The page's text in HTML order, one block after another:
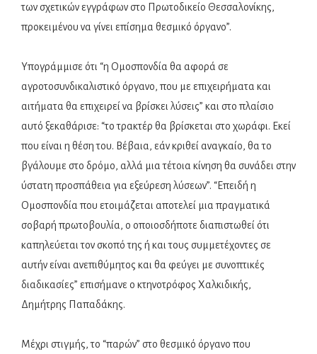
των σχετικών εγγράφων στο Πρωτοδικείο Θεσσαλονίκης,
προκειμένου να γίνει επίσημα θεσμικό όργανο”.
Υπογράμμισε ότι “η Ομοσπονδία θα αφορά σε
αγροτοσυνδικαλιστικό όργανο, που με επιχειρήματα και
αιτήματα θα επιχειρεί να βρίσκει λύσεις” και στο πλαίσιο
αυτό ξεκαθάρισε: “το τρακτέρ θα βρίσκεται στο χωράφι. Εκεί
που είναι η θέση του. Βέβαια, εάν κριθεί αναγκαίο, θα το
βγάλουμε στο δρόμο, αλλά μια τέτοια κίνηση θα συνάδει στην
ύστατη προσπάθεια για εξεύρεση λύσεων”. “Επειδή η
Ομοσπονδία που ετοιμάζεται αποτελεί μια πραγματικά
σοβαρή πρωτοβουλία, ο οποιοσδήποτε διαπιστωθεί ότι
καπηλεύεται τον σκοπό της ή και τους συμμετέχοντες σε
αυτήν είναι ανεπιθύμητος και θα φεύγει με συνοπτικές
διαδικασίες” επισήμανε ο κτηνοτρόφος Χαλκιδικής,
Δημήτρης Παπαδάκης.
Μέχρι στιγμής, το “παρών” στο θεσμικό όργανο που